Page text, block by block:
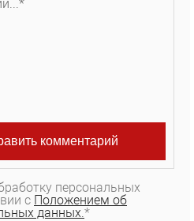
персональных
с Положением об
данных.*